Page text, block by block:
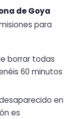
de Goya
para
borrar todas
60 minutos
en
es